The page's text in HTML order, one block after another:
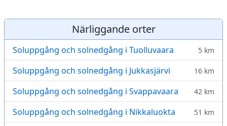
Närliggande orter
Soluppgång och solnedgång i Tuolluvaara 5 km
Soluppgång och solnedgång i Jukkasjärvi 16 km
Soluppgång och solnedgång i Svappavaara 42 km
Soluppgång och solnedgång i Nikkaluokta 51 km